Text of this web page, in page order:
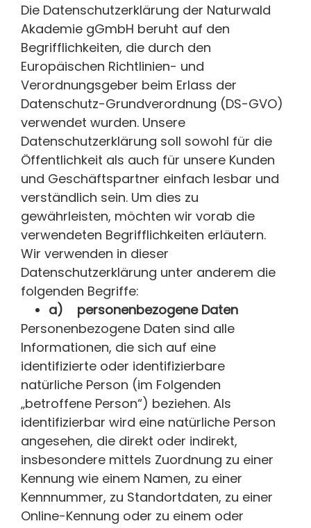
Die Datenschutzerklärung der Naturwald
Akademie gGmbH beruht auf den
Begrifflichkeiten, die durch den
Europäischen Richtlinien- und
Verordnungsgeber beim Erlass der
Datenschutz-Grundverordnung (DS-GVO)
verwendet wurden. Unsere
Datenschutzerklärung soll sowohl für die
Öffentlichkeit als auch für unsere Kunden
und Geschäftspartner einfach lesbar und
verständlich sein. Um dies zu
gewährleisten, möchten wir vorab die
verwendeten Begrifflichkeiten erläutern.
Wir verwenden in dieser
Datenschutzerklärung unter anderem die
folgenden Begriffe:
a) personenbezogene Daten
Personenbezogene Daten sind alle
Informationen, die sich auf eine
identifizierte oder identifizierbare
natürliche Person (im Folgenden
„betroffene Person“) beziehen. Als
identifizierbar wird eine natürliche Person
angesehen, die direkt oder indirekt,
insbesondere mittels Zuordnung zu einer
Kennung wie einem Namen, zu einer
Kennnummer, zu Standortdaten, zu einer
Online-Kennung oder zu einem oder